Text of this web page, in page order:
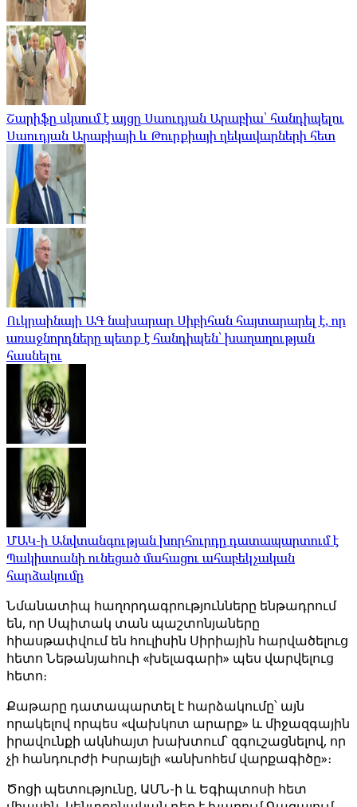
Շարիֆը սկսում է այցը Սաուդյան Արաբիա՝ հանդիպելու
Սաուդյան Արաբիայի և Թուրքիայի ղեկավարների հետ
Ուկրաինայի ԱԳ նախարար Սիբիհան հայտարարել է, որ
առաջնորդները պետք է հանդիպեն՝ խաղաղության
հասնելու
ՄԱԿ-ի Անվտանգության խորհուրդը դատապարտում է
Պակիստանի ունեցած մահացու ահաբեկչական
հարձակումը
Նմանատիպ հաղորդագրությունները ենթադրում
են, որ Սպիտակ տան պաշտոնյաները
հիասթափվում են հուլիսին Սիրիային հարվածելուց
հետո Նեթանյահուի «խելագարի» պես վարվելուց
հետո։
Քաթարը դատապարտել է հարձակումը՝ այն
որակելով որպես «վախկոտ արարք» և միջազգային
իրավունքի ակնհայտ խախտում՝ զգուշացնելով, որ
չի հանդուրժի Իսրայելի «անխոհեմ վարքագիծը»։
Ծոցի պետությունը, ԱՄՆ-ի և Եգիպտոսի հետ